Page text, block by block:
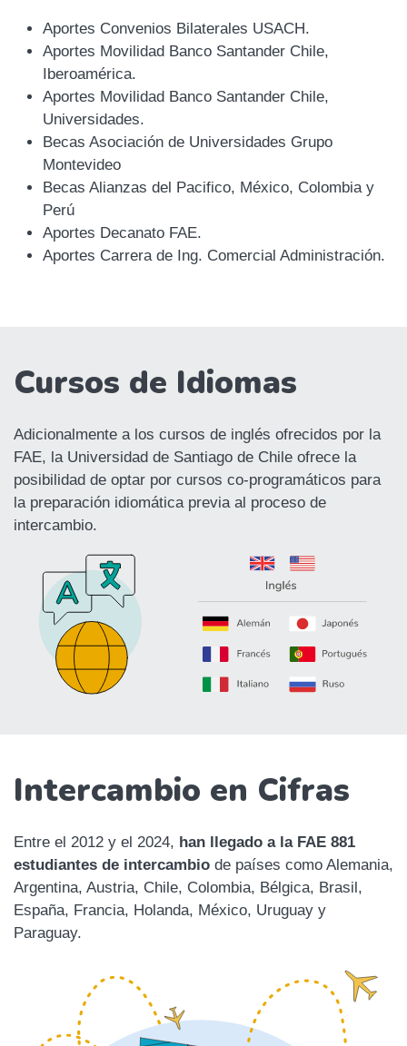
Aportes Convenios Bilaterales USACH.
Aportes Movilidad Banco Santander Chile,
Iberoamérica.
Aportes Movilidad Banco Santander Chile,
Universidades.
Becas Asociación de Universidades Grupo
Montevideo
Becas Alianzas del Pacifico, México, Colombia y
Perú
Aportes Decanato FAE.
Aportes Carrera de Ing. Comercial Administración.
Cursos de Idiomas
Adicionalmente a los cursos de inglés ofrecidos por la
FAE, la Universidad de Santiago de Chile ofrece la
posibilidad de optar por cursos co-programáticos para
la preparación idiomática previa al proceso de
intercambio.
Intercambio en Cifras
Entre el 2012 y el 2024, han llegado a la FAE 881
estudiantes de intercambio de países como Alemania,
Argentina, Austria, Chile, Colombia, Bélgica, Brasil,
España, Francia, Holanda, México, Uruguay y
Paraguay.